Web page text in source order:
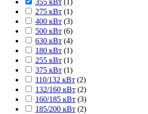
355 кВт (1)
275 кВт (1)
400 кВт (3)
500 кВт (6)
630 кВт (4)
180 кВт (1)
255 кВт (1)
375 кВт (1)
110/132 кВт (2)
132/160 кВт (2)
160/185 кВт (3)
185/200 кВт (2)